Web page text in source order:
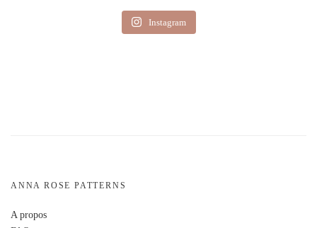
Instagram
ANNA ROSE PATTERNS
A propos